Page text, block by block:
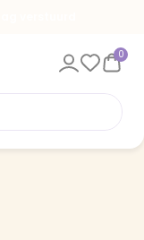
0